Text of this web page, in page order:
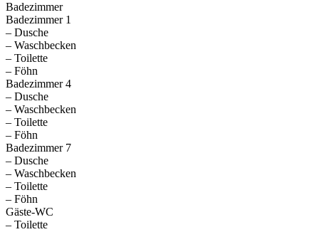
Badezimmer
Badezimmer 1
– Dusche
– Waschbecken
– Toilette
– Föhn
Badezimmer 4
– Dusche
– Waschbecken
– Toilette
– Föhn
Badezimmer 7
– Dusche
– Waschbecken
– Toilette
– Föhn
Gäste-WC
– Toilette